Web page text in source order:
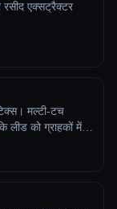
रसीद एक्सट्रैक्टर
मल्टी-टच
लीड को ग्राहकों में
एक साथ कैसे काम